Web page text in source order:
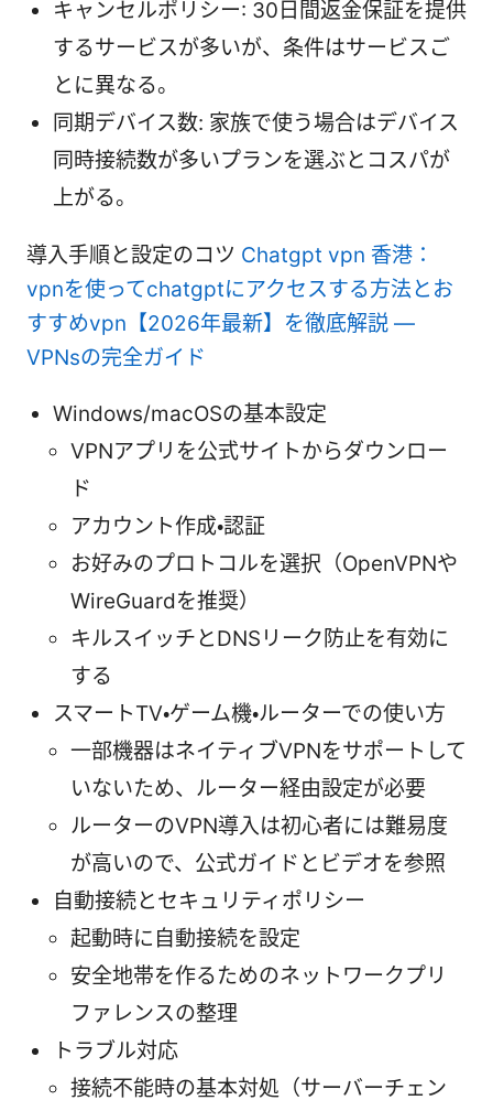
キャンセルポリシー: 30日間返金保証を提供
するサービスが多いが、条件はサービスご
とに異なる。
同期デバイス数: 家族で使う場合はデバイス
同時接続数が多いプランを選ぶとコスパが
上がる。
導入手順と設定のコツ Chatgpt vpn 香港：
vpnを使ってchatgptにアクセスする方法とお
すすめvpn【2026年最新】を徹底解説 —
VPNsの完全ガイド
Windows/macOSの基本設定
VPNアプリを公式サイトからダウンロー
ド
アカウント作成・認証
お好みのプロトコルを選択（OpenVPNや
WireGuardを推奨）
キルスイッチとDNSリーク防止を有効に
する
スマートTV・ゲーム機・ルーターでの使い方
一部機器はネイティブVPNをサポートして
いないため、ルーター経由設定が必要
ルーターのVPN導入は初心者には難易度
が高いので、公式ガイドとビデオを参照
自動接続とセキュリティポリシー
起動時に自動接続を設定
安全地帯を作るためのネットワークプリ
ファレンスの整理
トラブル対応
接続不能時の基本対処（サーバーチェン